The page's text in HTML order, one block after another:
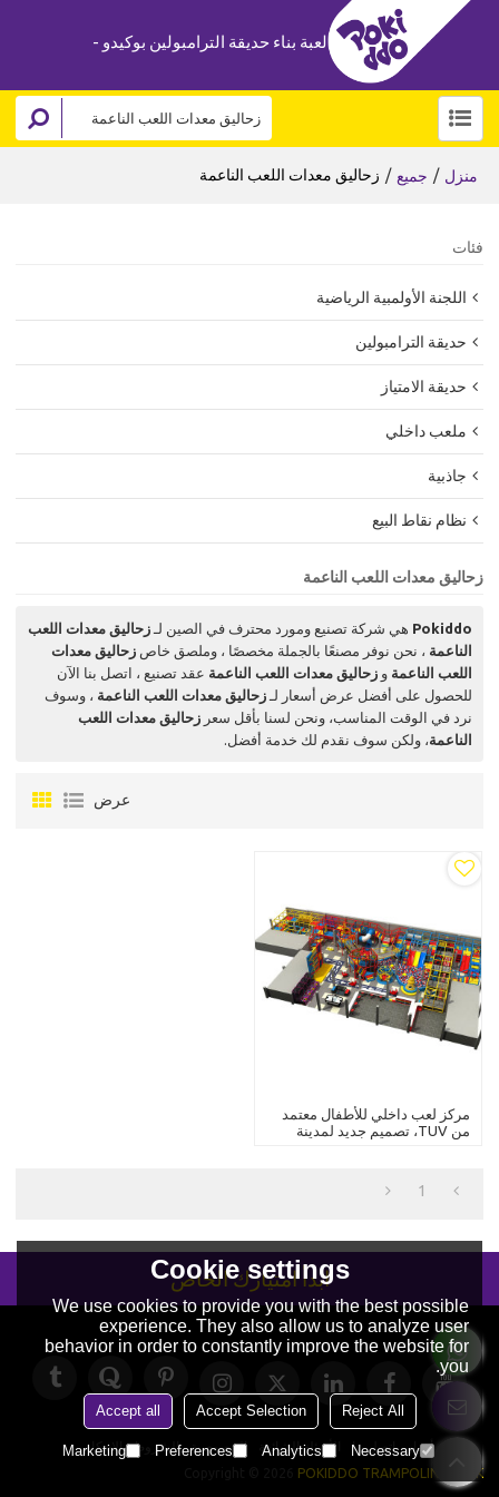
لعبة بناء حديقة الترامبولين بوكيدو -
منزل / جميع / زحاليق معدات اللعب الناعمة
فئات
اللجنة الأولمبية الرياضية
حديقة الترامبولين
حديقة الامتياز
ملعب داخلي
جاذبية
نظام نقاط البيع
زحاليق معدات اللعب الناعمة
Pokiddo هي شركة تصنيع ومورد محترف في الصين لـزحاليق معدات اللعب
الناعمة ، نحن نوفر مصنعًا بالجملة مخصصًا ، وملصق خاصزحاليق معدات
اللعب الناعمة وزحاليق معدات اللعب الناعمة عقد تصنيع ، اتصل بنا الآن
للحصول على أفضل عرض أسعار لـزحاليق معدات اللعب الناعمة ، وسوف
نرد في الوقت المناسب، ونحن لسنا بأقل سعرزحاليق معدات اللعب
الناعمة، ولكن سوف نقدم لك خدمة أفضل.
عرض
مركز لعب داخلي للأطفال معتمد
من TUV، تصميم جديد لمدينة
1
ابدأ امتيازك الخاص
أخبار اتصل بنا الأسئلة الشائعة الخصوصية
الشروط والاحكام
POKIDDO TRAMPOLINE PARK
Cookie settings
We use cookies to provide you with the best possible
experience. They also allow us to analyze user
behavior in order to constantly improve the website for
you.
Reject All
Accept Selection
Accept all
Necessary
Analytics
Preferences
Marketing